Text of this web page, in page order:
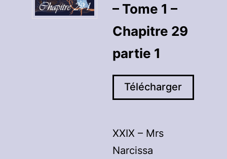
– Tome 1 –
Chapitre 29
partie 1
Télécharger
XXIX – Mrs
Narcissa